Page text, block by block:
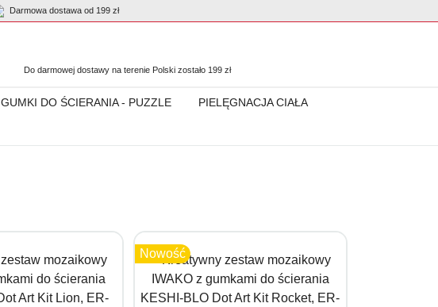
Darmowa dostawa od 199 zł
Do darmowej dostawy na terenie Polski zostało 199 zł
GUMKI DO ŚCIERANIA - PUZZLE PIELĘGNACJA CIAŁA
Nowość